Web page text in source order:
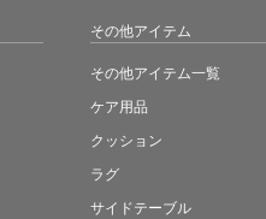
その他アイテム
その他アイテム一覧
ケア用品
クッション
ラグ
サイドテーブル